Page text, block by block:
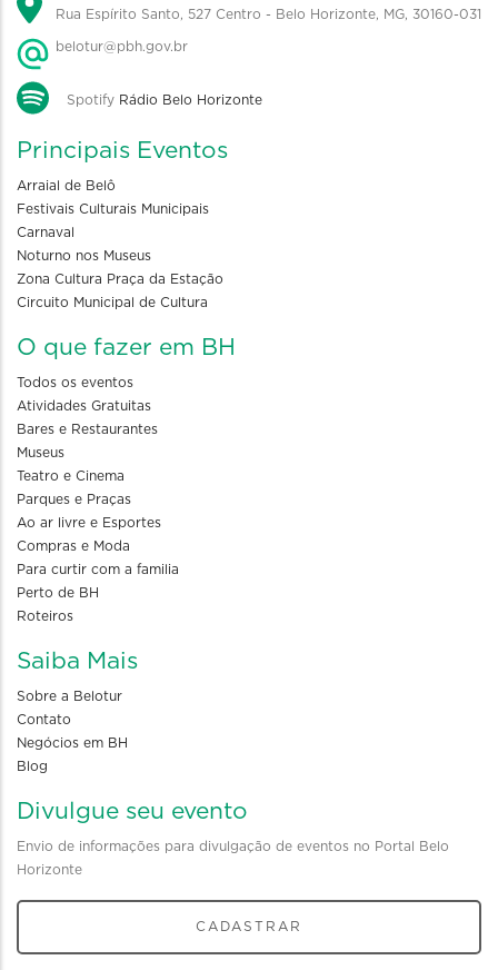
Rua Espírito Santo, 527 Centro - Belo Horizonte, MG, 30160-031
belotur@pbh.gov.br
Spotify Rádio Belo Horizonte
Principais Eventos
Arraial de Belô
Festivais Culturais Municipais
Carnaval
Noturno nos Museus
Zona Cultura Praça da Estação
Circuito Municipal de Cultura
O que fazer em BH
Todos os eventos
Atividades Gratuitas
Bares e Restaurantes
Museus
Teatro e Cinema
Parques e Praças
Ao ar livre e Esportes
Compras e Moda
Para curtir com a familia
Perto de BH
Roteiros
Saiba Mais
Sobre a Belotur
Contato
Negócios em BH
Blog
Divulgue seu evento
Envio de informações para divulgação de eventos no Portal Belo
Horizonte
CADASTRAR